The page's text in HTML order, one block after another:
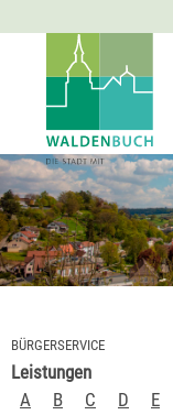
BÜRGERSERVICE
Leistungen
A
B C D E